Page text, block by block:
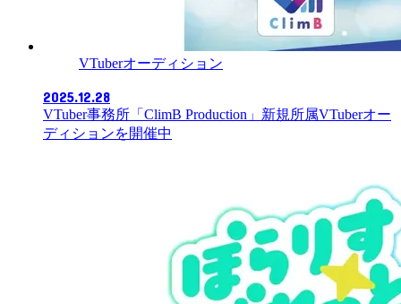
VTuberオーディション
2025.12.28
VTuber事務所「ClimB Production」新規所属VTuberオー
ディションを開催中